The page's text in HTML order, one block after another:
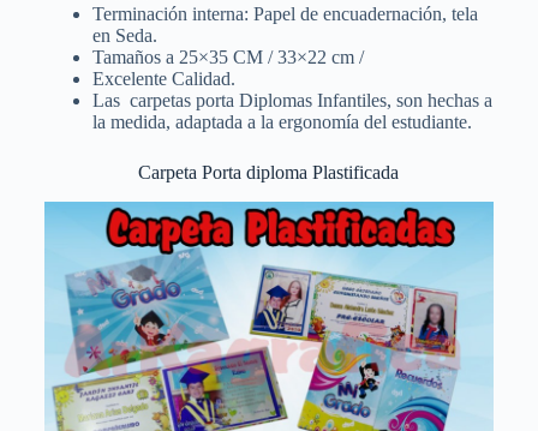
Terminación interna: Papel de encuadernación, tela
en Seda.
Tamaños a 25×35 CM / 33×22 cm /
Excelente Calidad.
Las carpetas porta Diplomas Infantiles, son hechas a
la medida, adaptada a la ergonomía del estudiante.
Carpeta Porta diploma Plastificada